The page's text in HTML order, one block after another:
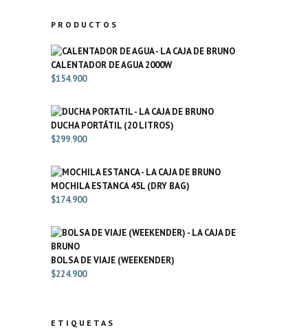
PRODUCTOS
CALENTADOR DE AGUA 2000W
$154.900
DUCHA PORTÁTIL (20 LITROS)
$299.900
MOCHILA ESTANCA 45L (DRY BAG)
$174.900
BOLSA DE VIAJE (WEEKENDER)
$224.900
ETIQUETAS